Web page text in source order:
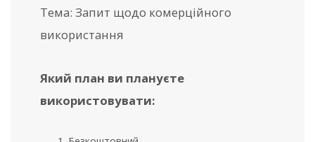
Тема: Запит щодо комерційного
використання
Який план ви плануєте
використовувати: